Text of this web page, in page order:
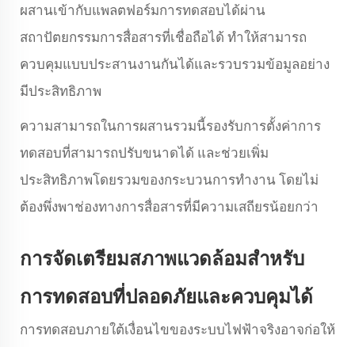
ผสานเข้ากับแพลตฟอร์มการทดสอบได้ผ่าน
สถาปัตยกรรมการสื่อสารที่เชื่อถือได้ ทำให้สามารถ
ควบคุมแบบประสานงานกันได้และรวบรวมข้อมูลอย่าง
มีประสิทธิภาพ
ความสามารถในการผสานรวมนี้รองรับการตั้งค่าการ
ทดสอบที่สามารถปรับขนาดได้ และช่วยเพิ่ม
ประสิทธิภาพโดยรวมของกระบวนการทำงาน โดยไม่
ต้องพึ่งพาช่องทางการสื่อสารที่มีความเสถียรน้อยกว่า
การจัดเตรียมสภาพแวดล้อมสำหรับ
การทดสอบที่ปลอดภัยและควบคุมได้
การทดสอบภายใต้เงื่อนไขของระบบไฟฟ้าจริงอาจก่อให้